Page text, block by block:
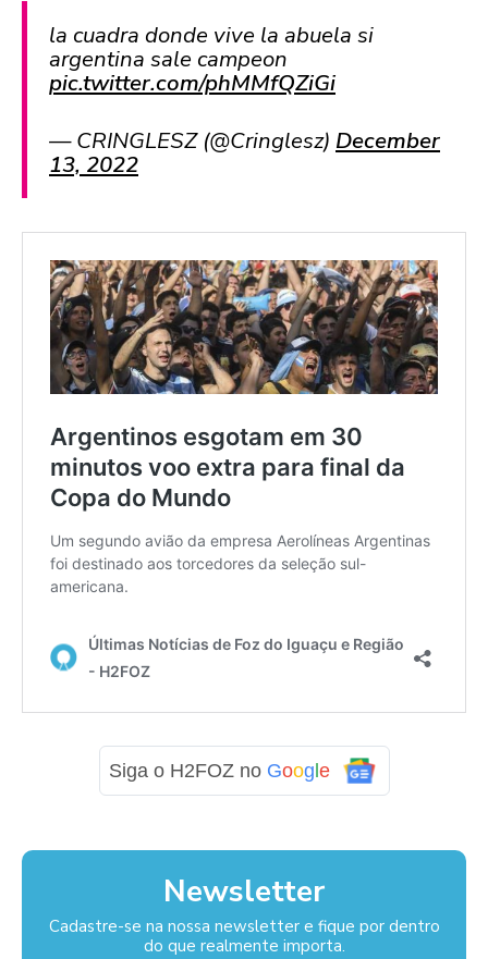
la cuadra donde vive la abuela si
argentina sale campeon
pic.twitter.com/phMMfQZiGi
— CRINGLESZ (@Cringlesz) December
13, 2022
Siga o H2FOZ no Google
Newsletter
Cadastre-se na nossa newsletter e fique por dentro
do que realmente importa.